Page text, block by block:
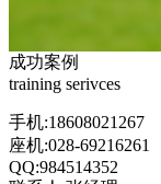
成功案例
training serivces
手机:18608021267
座机:028-69216261
QQ:984514352